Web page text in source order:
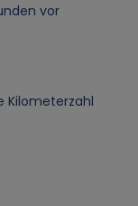
vor
Kilometerzahl